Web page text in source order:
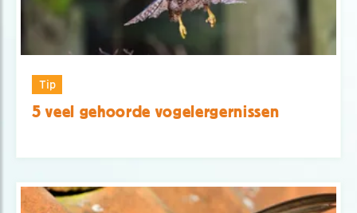
Tip
5 veel gehoorde vogelergernissen